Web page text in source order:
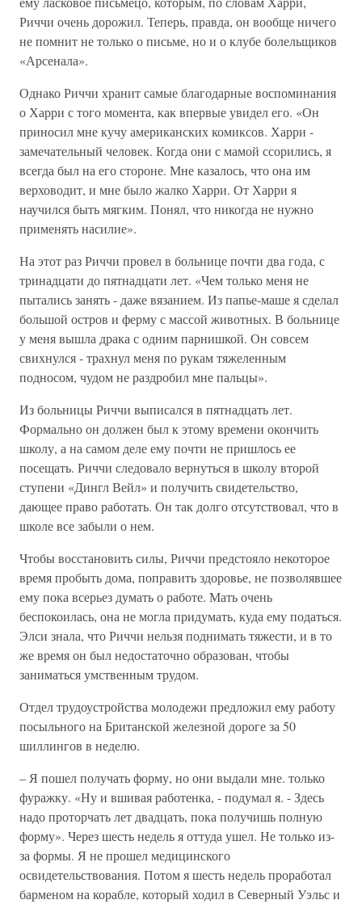
Риччи очень дорожил. Теперь, правда, он вообще ничего
не помнит не только о письме, но и о клубе болельщиков
«Арсенала».
Однако Риччи хранит самые благодарные воспоминания
о Харри с того момента, как впервые увидел его. «Он
приносил мне кучу американских комиксов. Харри -
замечательный человек. Когда они с мамой ссорились, я
всегда был на его стороне. Мне казалось, что она им
верховодит, и мне было жалко Харри. От Харри я
научился быть мягким. Понял, что никогда не нужно
применять насилие».
На этот раз Риччи провел в больнице почти два года, с
тринадцати до пятнадцати лет. «Чем только меня не
пытались занять - даже вязанием. Из папье-маше я сделал
большой остров и ферму с массой животных. В больнице
у меня вышла драка с одним парнишкой. Он совсем
свихнулся - трахнул меня по рукам тяжеленным
подносом, чудом не раздробил мне пальцы».
Из больницы Риччи выписался в пятнадцать лет.
Формально он должен был к этому времени окончить
школу, а на самом деле ему почти не пришлось ее
посещать. Риччи следовало вернуться в школу второй
ступени «Дингл Вейл» и получить свидетельство,
дающее право работать. Он так долго отсутствовал, что в
школе все забыли о нем.
Чтобы восстановить силы, Риччи предстояло некоторое
время пробыть дома, поправить здоровье, не позволявшее
ему пока всерьез думать о работе. Мать очень
беспокоилась, она не могла придумать, куда ему податься.
Элси знала, что Риччи нельзя поднимать тяжести, и в то
же время он был недостаточно образован, чтобы
заниматься умственным трудом.
Отдел трудоустройства молодежи предложил ему работу
посыльного на Британской железной дороге за 50
шиллингов в неделю.
– Я пошел получать форму, но они выдали мне. только
фуражку. «Ну и вшивая работенка, - подумал я. - Здесь
надо проторчать лет двадцать, пока получишь полную
форму». Через шесть недель я оттуда ушел. Не только из-
за формы. Я не прошел медицинского
освидетельствования. Потом я шесть недель проработал
барменом на корабле, который ходил в Северный Уэльс и